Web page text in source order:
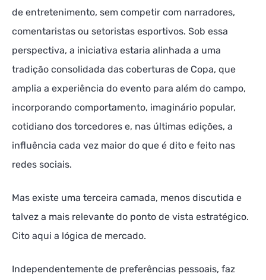
de entretenimento, sem competir com narradores,
comentaristas ou setoristas esportivos. Sob essa
perspectiva, a iniciativa estaria alinhada a uma
tradição consolidada das coberturas de Copa, que
amplia a experiência do evento para além do campo,
incorporando comportamento, imaginário popular,
cotidiano dos torcedores e, nas últimas edições, a
influência cada vez maior do que é dito e feito nas
redes sociais.
Mas existe uma terceira camada, menos discutida e
talvez a mais relevante do ponto de vista estratégico.
Cito aqui a lógica de mercado.
Independentemente de preferências pessoais, faz